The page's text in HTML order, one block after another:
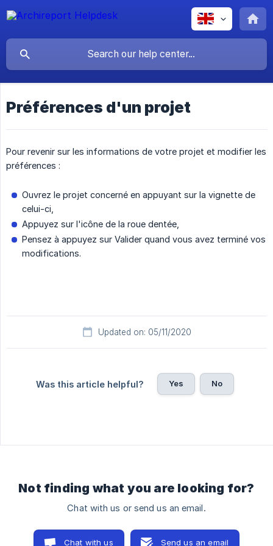
Préférences d'un projet
Pour revenir sur les informations de votre projet et modifier les
préférences :
Ouvrez le projet concerné en appuyant sur la vignette de
celui-ci,
Appuyez sur l'icône de la roue dentée,
Pensez à appuyez sur Valider quand vous avez terminé vos
modifications.
Updated on: 05/11/2020
Was this article helpful? Yes No
Not finding what you are looking for?
Chat with us or send us an email.
Chat with us Send us an email